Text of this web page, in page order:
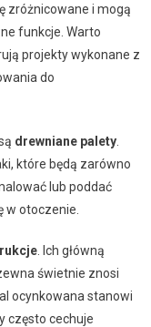
zróżnicowane i mogą
funkcje. Warto
projekty wykonane z
do
drewniane palety.
które będą zarówno
lub poddać
w otoczenie.
. Ich główną
świetnie znosi
ocynkowana stanowi
często cechuje